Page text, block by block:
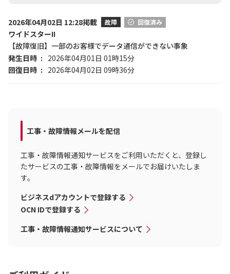
2026年04月02日 12:28掲載 故障 回復済み
ワイドスターII
【故障復旧】一部のお客様でデータ通信ができない事象
発生日時
2026年04月01日 01時15分
回復日時
2026年04月02日 09時36分
工事・故障情報メールを配信
工事・故障情報通知サービスをご利用いただくと、登録し
たサービスの工事・故障情報をメールでお届けいたしま
す。
ビジネスdアカウントで登録する
OCN IDで登録する
工事・故障情報通知サービスについて